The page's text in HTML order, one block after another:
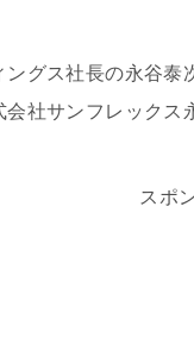
グス社長の永谷泰
会社サンフレックス
スポ